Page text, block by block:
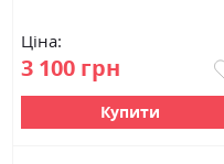
Ціна:
3 100 грн
Купити